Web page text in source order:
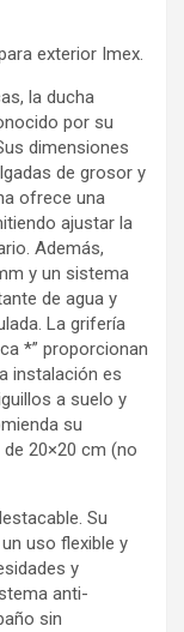
exterior Imex.
la ducha
por su
dimensiones
de grosor y
ofrece una
ajustar la
Además,
y un sistema
de agua y
La grifería
*” proporcionan
instalación es
a suelo y
su
20×20 cm (no
Su
uso flexible y
y
anti-
sin